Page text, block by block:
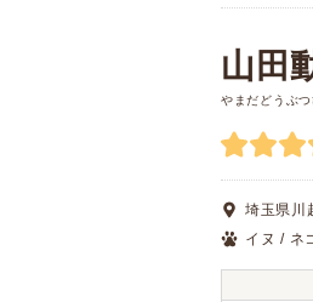
山田
やまだどうぶ
埼玉県川
イヌ / ネ